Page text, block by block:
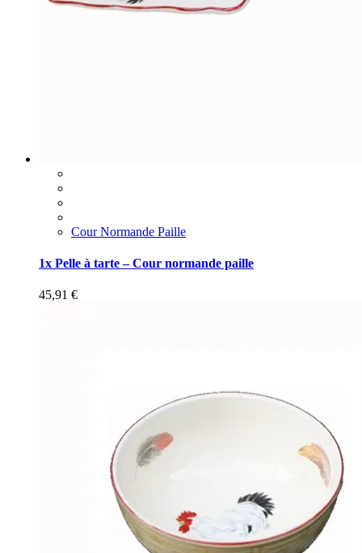
Cour Normande Paille
1x Pelle à tarte – Cour normande paille
45,91 €